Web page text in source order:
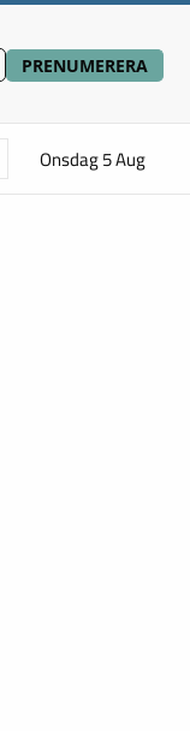
PRENUMERERA
Onsdag 5 Aug